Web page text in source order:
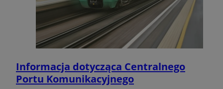
Informacja dotycząca Centralnego
Portu Komunikacyjnego